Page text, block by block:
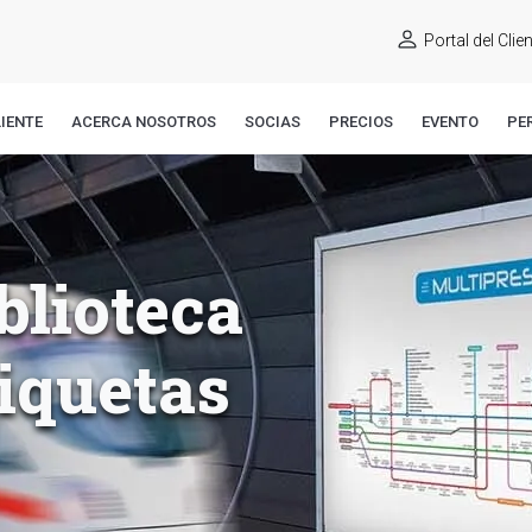
Portal del
ACERCA NOSOTROS SOCIAS PRECIOS EVENTO